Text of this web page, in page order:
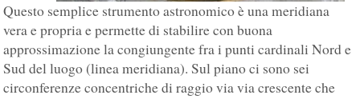
Questo semplice strumento astronomico è una meridiana
vera e propria e permette di stabilire con buona
approssimazione la congiungente fra i punti cardinali Nord e
Sud del luogo (linea meridiana). Sul piano ci sono sei
circonferenze concentriche di raggio via via crescente che